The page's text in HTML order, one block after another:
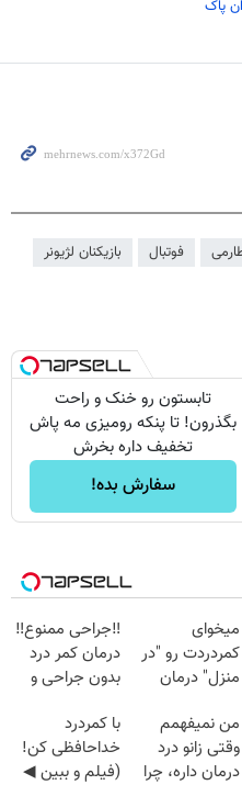
پاک
فوتبال
بازیکنان لژیونر
تابستون رو خنک و راحت
بگذرون! تا پنکه رومیزی مه پاش
تخفیف داره بخرش
سفارش بده!
میخوای
کمردردت رو "در
منزل" درمان
◂پرسش‌نامه)
‼️جراحی ممنوع‼️
درمان کمر درد
بدون جراحی و
من نمیفهمم
وقتی زانو درد
درمان داره، چرا
با کمردرد
خداحافظی کن!
(فیلم و ببین ◀